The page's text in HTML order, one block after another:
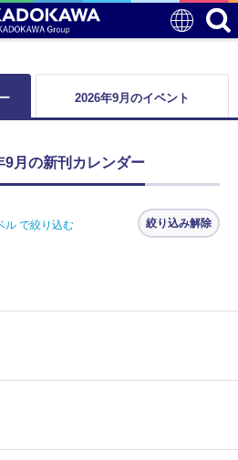
2026年9月のイベント
月の新刊カレンダー
ル で絞り込む 絞り込み解除